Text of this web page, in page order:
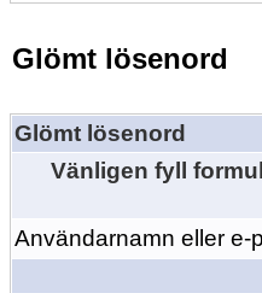
Glömt lösenord
Glömt lösenord
Vänligen fyll
Användarnamn eller e-